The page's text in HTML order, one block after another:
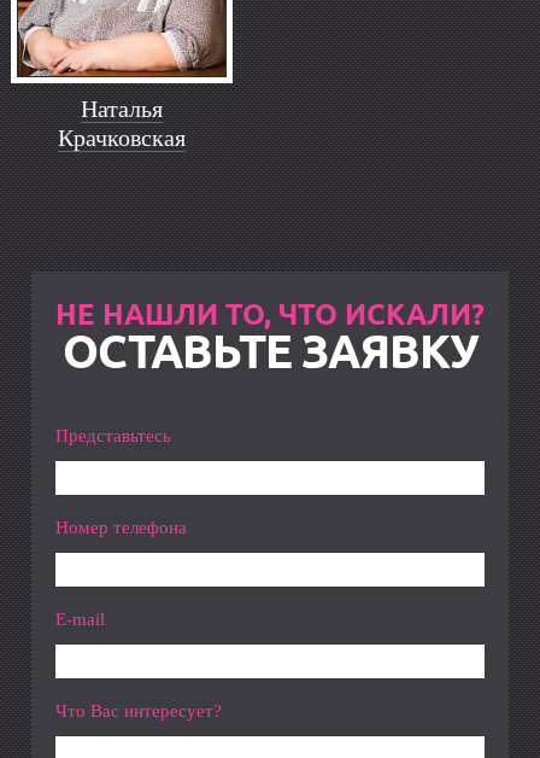
Наталья
Крачковская
НЕ НАШЛИ ТО, ЧТО ИСКАЛИ?
ОСТАВЬТЕ ЗАЯВКУ
Представьтесь
Номер телефона
E-mail
Что Вас интересует?